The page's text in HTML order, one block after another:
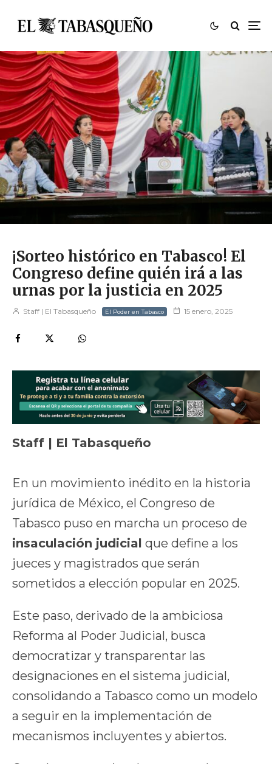
¡Sorteo histórico en Tabasco! El
Congreso define quién irá a las
urnas por la justicia en 2025
Staff | El Tabasqueño El Poder en Tabasco 15 enero, 2025
Staff | El Tabasqueño
En un movimiento inédito en la historia
jurídica de México, el Congreso de
Tabasco puso en marcha un proceso de
insaculación judicial que define a los
jueces y magistrados que serán
sometidos a elección popular en 2025.
Este paso, derivado de la ambiciosa
Reforma al Poder Judicial, busca
democratizar y transparentar las
designaciones en el sistema judicial,
consolidando a Tabasco como un modelo
a seguir en la implementación de
mecanismos incluyentes y abiertos.